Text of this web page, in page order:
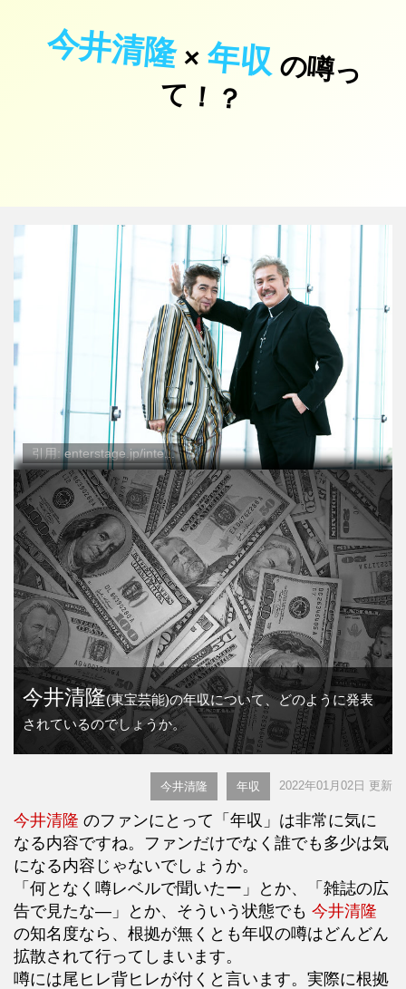
今井清隆×年収の
噂
っ
て
！
？
引用: enterstage.jp/inte...
今井清隆(東宝芸能)の年収について、どのように発表
されているのでしょうか。
今井清隆 年収 2022年01月02日 更新
今井清隆 のファンにとって「年収」は非常に気に
なる内容ですね。ファンだけでなく誰でも多少は気
になる内容じゃないでしょうか。
「何となく噂レベルで聞いたー」とか、「雑誌の広
告で見たな―」とか、そういう状態でも 今井清隆
の知名度なら、根拠が無くとも年収の噂はどんどん
拡散されて行ってしまいます。
噂には尾ヒレ背ヒレが付くと言います。実際に根拠